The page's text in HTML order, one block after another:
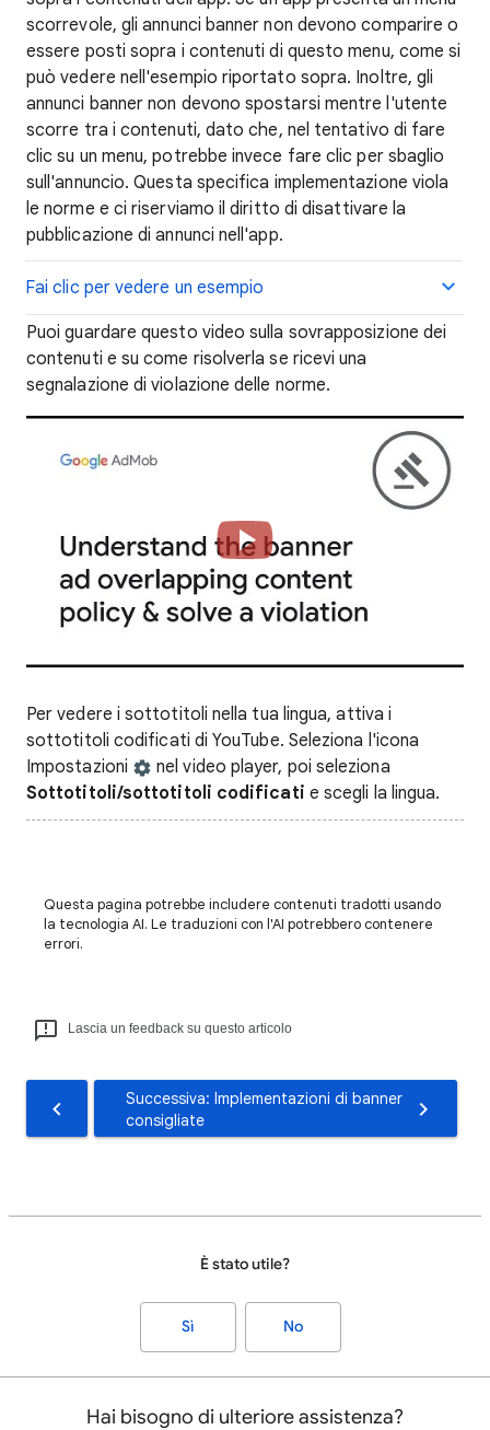
scorrevole, gli annunci banner non devono comparire o
essere posti sopra i contenuti di questo menu, come si
può vedere nell'esempio riportato sopra. Inoltre, gli
annunci banner non devono spostarsi mentre l'utente
scorre tra i contenuti, dato che, nel tentativo di fare
clic su un menu, potrebbe invece fare clic per sbaglio
sull'annuncio. Questa specifica implementazione viola
le norme e ci riserviamo il diritto di disattivare la
pubblicazione di annunci nell'app.
Fai clic per vedere un esempio
Puoi guardare questo video sulla sovrapposizione dei
contenuti e su come risolverla se ricevi una
segnalazione di violazione delle norme.
Per vedere i sottotitoli nella tua lingua, attiva i
sottotitoli codificati di YouTube. Seleziona l'icona
Impostazioni
nel video player, poi seleziona
Sottotitoli/sottotitoli codificati e scegli la lingua.
Questa pagina potrebbe includere contenuti tradotti usando
la tecnologia AI. Le traduzioni con l'AI potrebbero contenere
errori.
Lascia un feedback su questo articolo
Successiva: Implementazioni di banner
consigliate
È stato utile?
Sì No
Hai bisogno di ulteriore assistenza?